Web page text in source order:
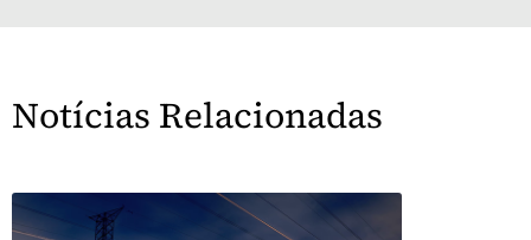
Notícias Relacionadas